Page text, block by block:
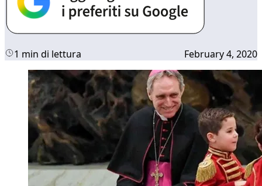
1 min di lettura February 4, 2020